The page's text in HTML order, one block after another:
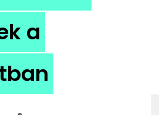
KULT
a